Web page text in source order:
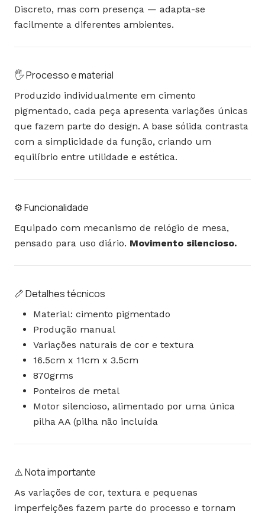
Discreto, mas com presença — adapta-se
facilmente a diferentes ambientes.
🖐️ Processo e material
Produzido individualmente em cimento
pigmentado, cada peça apresenta variações únicas
que fazem parte do design. A base sólida contrasta
com a simplicidade da função, criando um
equilíbrio entre utilidade e estética.
⚙️ Funcionalidade
Equipado com mecanismo de relógio de mesa,
pensado para uso diário. Movimento silencioso.
📏 Detalhes técnicos
Material: cimento pigmentado
Produção manual
Variações naturais de cor e textura
16.5cm x 11cm x 3.5cm
870grms
Ponteiros de metal
Motor silencioso, alimentado por uma única
pilha AA (pilha não incluída
⚠️ Nota importante
As variações de cor, textura e pequenas
imperfeições fazem parte do processo e tornam